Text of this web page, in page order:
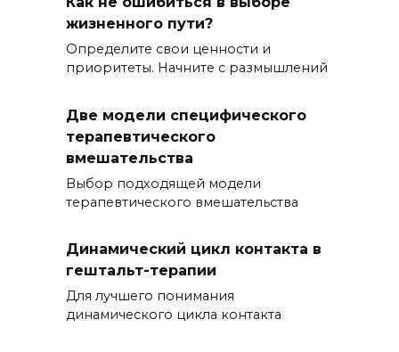
жизненного пути?
Определите свои ценности и
приоритеты. Начните с размышлений
Две модели специфического
терапевтического
вмешательства
Выбор подходящей модели
терапевтического вмешательства
Динамический цикл контакта в
гештальт-терапии
Для лучшего понимания
динамического цикла контакта